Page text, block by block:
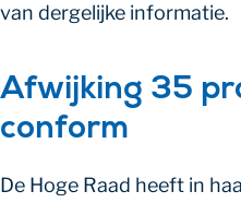
van dergelijke informatie.
Afwijking 35
conform
De Hoge Raad heeft in